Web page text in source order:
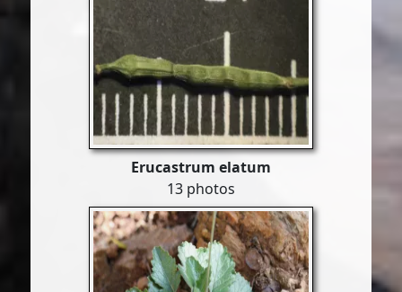
Erucastrum elatum
13 photos